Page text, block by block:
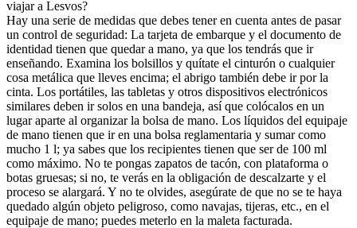
viajar a Lesvos?
Hay una serie de medidas que debes tener en cuenta antes de pasar
un control de seguridad: La tarjeta de embarque y el documento de
identidad tienen que quedar a mano, ya que los tendrás que ir
enseñando. Examina los bolsillos y quítate el cinturón o cualquier
cosa metálica que lleves encima; el abrigo también debe ir por la
cinta. Los portátiles, las tabletas y otros dispositivos electrónicos
similares deben ir solos en una bandeja, así que colócalos en un
lugar aparte al organizar la bolsa de mano. Los líquidos del equipaje
de mano tienen que ir en una bolsa reglamentaria y sumar como
mucho 1 l; ya sabes que los recipientes tienen que ser de 100 ml
como máximo. No te pongas zapatos de tacón, con plataforma o
botas gruesas; si no, te verás en la obligación de descalzarte y el
proceso se alargará. Y no te olvides, asegúrate de que no se te haya
quedado algún objeto peligroso, como navajas, tijeras, etc., en el
equipaje de mano; puedes meterlo en la maleta facturada.